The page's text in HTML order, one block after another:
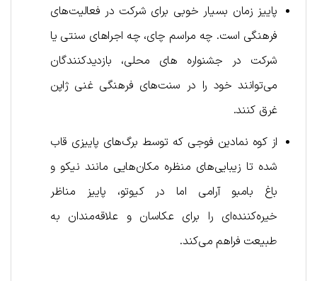
پاییز زمان بسیار خوبی برای شرکت در فعالیت‌های
فرهنگی است. چه مراسم چای، چه اجراهای سنتی یا
شرکت در جشنواره های محلی، بازدیدکنندگان
می‌توانند خود را در سنت‌های فرهنگی غنی ژاپن
غرق کنند.
از کوه نمادین فوجی که توسط برگ‌های پاییزی قاب
شده تا زیبایی‌های منظره مکان‌هایی مانند نیکو و
باغ بامبو آرامی اما در کیوتو، پاییز مناظر
خیره‌کننده‌ای را برای عکاسان و علاقه‌مندان به
طبیعت فراهم می‌کند.